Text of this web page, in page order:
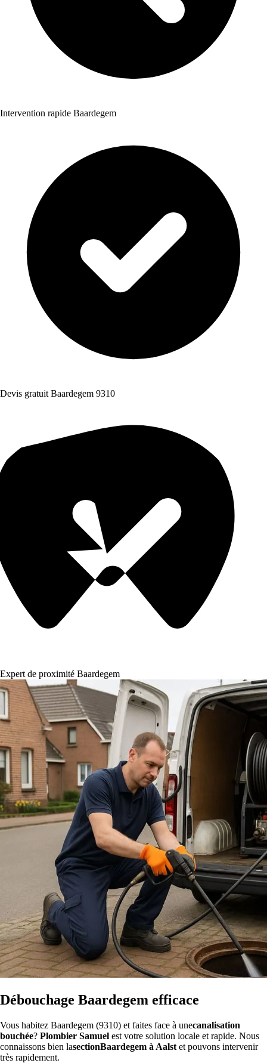
Intervention rapide Baardegem
Devis gratuit Baardegem 9310
Expert de proximité Baardegem
Débouchage Baardegem efficace
Vous habitez Baardegem (9310) et faites face à unecanalisation
bouchée? Plombier Samuel est votre solution locale et rapide. Nous
connaissons bien lasectionBaardegem à Aalst et pouvons intervenir
très rapidement.